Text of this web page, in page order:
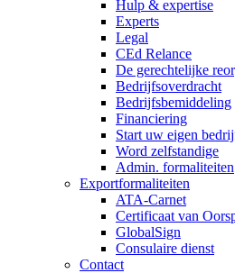
Hulp & expertise
Experts
Legal
CEd Relance
De gerechtelijke
Bedrijfsoverdracht
Bedrijfsbemiddeling
Financiering
Start uw eigen
Word zelfstandige
Admin. formaliteiten
Exportformaliteiten
ATA-Carnet
Certificaat van
GlobalSign
Consulaire dienst
Contact